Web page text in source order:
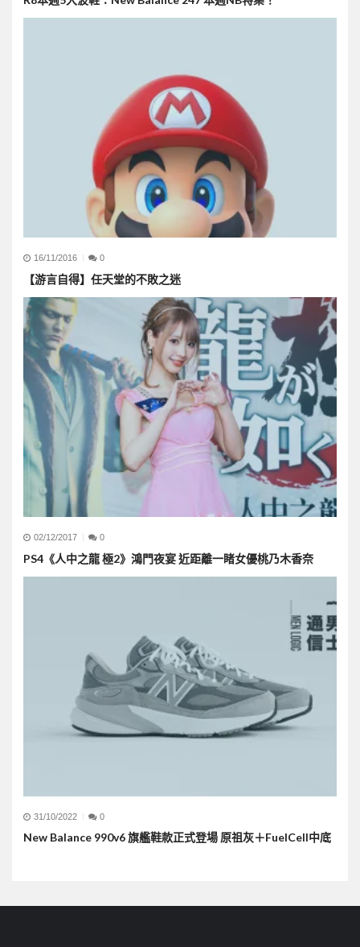
16/11/2016 0
【游言自得】任天堂的不敗之迷
02/12/2017 0
PS4《人中之龍 極2》鴻門夜宴 近距離一睹女優桃乃木香奈
31/10/2022 0
New Balance 990v6 旗艦鞋款正式登場 原祖灰＋FuelCell中底